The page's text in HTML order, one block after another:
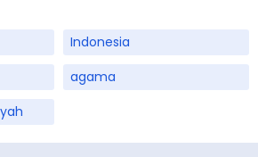
Indonesia
agama